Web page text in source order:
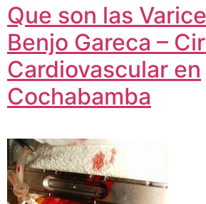
Que son las
Benjo Gareca –
Cardiovascular en
Cochabamba